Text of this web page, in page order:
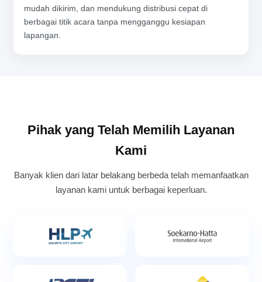
mudah dikirim, dan mendukung distribusi cepat di
berbagai titik acara tanpa mengganggu kesiapan
lapangan.
Pihak yang Telah Memilih Layanan
Kami
Banyak klien dari latar belakang berbeda telah memanfaatkan
layanan kami untuk berbagai keperluan.